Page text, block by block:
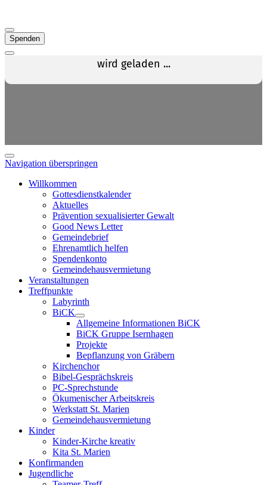
Spenden
Navigation überspringen
Willkommen
Gottesdienstkalender
Aktuelles
Prävention sexualisierter Gewalt
Good News Letter
Gemeindebrief
Ehrenamtlich helfen
Spendenkonto
Gemeindehausvermietung
Veranstaltungen
Treffpunkte
Labyrinth
BiCK
Allgemeine Informationen BiCK
BiCK Gruppe Isernhagen
Projekte
Bepflanzung von Gräbern
Kirchenchor
Bibel-Gesprächskreis
PC-Sprechstunde
Ökumenischer Arbeitskreis
Werkstatt St. Marien
Gemeindehausvermietung
Kinder
Kinder-Kirche kreativ
Kita St. Marien
Konfirmanden
Jugendliche